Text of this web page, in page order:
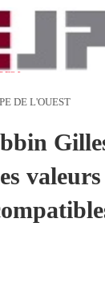
DE L'OUEST